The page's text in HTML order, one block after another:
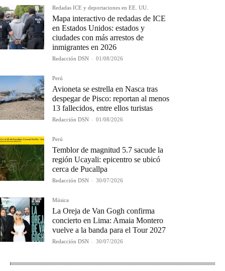
Redadas ICE y deportaciones en EE. UU.
Mapa interactivo de redadas de ICE
en Estados Unidos: estados y
ciudades con más arrestos de
inmigrantes en 2026
Redacción DSN - 01/08/2026
Perú
Avioneta se estrella en Nasca tras
despegar de Pisco: reportan al menos
13 fallecidos, entre ellos turistas
Redacción DSN - 01/08/2026
Perú
Temblor de magnitud 5.7 sacude la
región Ucayali: epicentro se ubicó
cerca de Pucallpa
Redacción DSN - 30/07/2026
Música
La Oreja de Van Gogh confirma
concierto en Lima: Amaia Montero
vuelve a la banda para el Tour 2027
Redacción DSN - 30/07/2026